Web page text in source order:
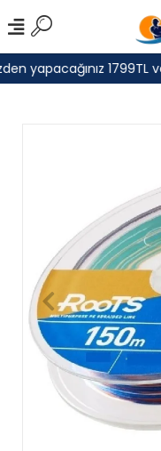
yapacağınız 1799TL